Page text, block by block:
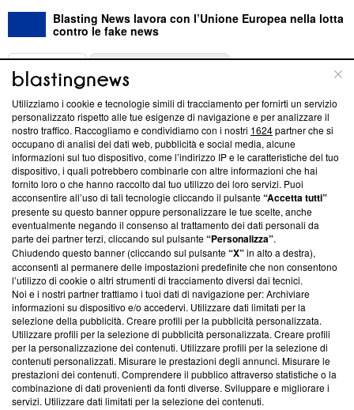
Blasting News lavora con l’Unione Europea nella lotta
contro le fake news
ABOUT
Questa sezione offre informazioni trasparenti su Blasting
News, sui nostri processi editoriali e su come ci impegniamo a
creare news di qualità. Inoltre, afferma la nostra aderenza a
‘Trust Project - News with Integrity’Blasting News non è
ancora membro del programma, ma ha richiesto di farne
parte; Trust Project non ha ancora effettuato una verifica di
conformità agli standard.
Su di noi
Team editoriale
Corporate
Redazione
Informativa Privacy
Cookie Policy
Utilizziamo i cookie e tecnologie simili di tracciamento per fornirti un servizio
personalizzato rispetto alle tue esigenze di navigazione e per analizzare il
nostro traffico. Raccogliamo e condividiamo con i nostri 1624partner che si
occupano di analisi dei dati web, pubblicità e social media, alcune
informazioni sul tuo dispositivo, come l’indirizzo IP e le caratteristiche del tuo
dispositivo, i quali potrebbero combinarle con altre informazioni che hai
fornito loro o che hanno raccolto dal tuo utilizzo dei loro servizi. Puoi
acconsentire all’uso di tali tecnologie cliccando il pulsante“Accetta tutti”
presente su questo banner oppure personalizzare le tue scelte, anche
eventualmente negando il consenso al trattamento dei dati personali da
parte dei partner terzi, cliccando sul pulsante“Personalizza”.
Chiudendo questo banner (cliccando sul pulsante“X”in alto a destra),
acconsenti al permanere delle impostazioni predefinite che non consentono
l’utilizzo di cookie o altri strumenti di tracciamento diversi dai tecnici.
Noi e i nostri partner trattiamo i tuoi dati di navigazione per: Archiviare
informazioni su dispositivo e/o accedervi. Utilizzare dati limitati per la
selezione della pubblicità. Creare profili per la pubblicità personalizzata.
Utilizzare profili per la selezione di pubblicità personalizzata. Creare profili
per la personalizzazione dei contenuti. Utilizzare profili per la selezione di
contenuti personalizzati. Misurare le prestazioni degli annunci. Misurare le
prestazioni dei contenuti. Comprendere il pubblico attraverso statistiche o la
combinazione di dati provenienti da fonti diverse. Sviluppare e migliorare i
servizi. Utilizzare dati limitati per la selezione dei contenuti.